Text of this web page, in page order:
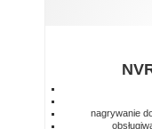
nagrywanie